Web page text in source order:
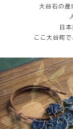
大谷石の
日
ここ大谷町